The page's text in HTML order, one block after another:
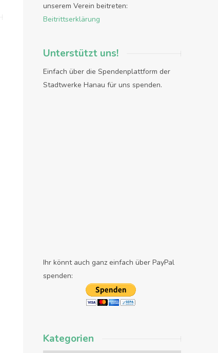
unserem Verein beitreten:
Beitrittserklärung
Unterstützt uns!
Einfach über die Spendenplattform der
Stadtwerke Hanau für uns spenden.
Ihr könnt auch ganz einfach über PayPal
spenden:
Kategorien